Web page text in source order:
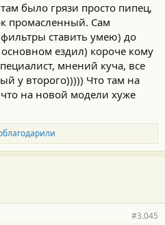
было грязи просто пипец,
промасленный. Сам
ставить умею) до
ездил) короче кому
мнений куча, все
у второго))))) Что там на
на новой модели хуже
#3.045